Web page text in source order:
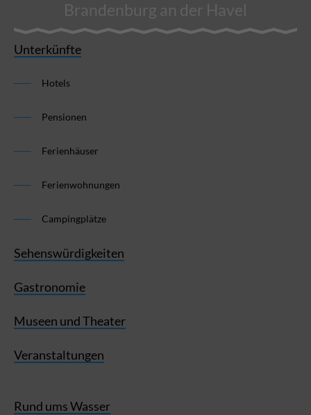
Brandenburg an der Havel
Unterkünfte
Hotels
Pensionen
Ferienhäuser
Ferienwohnungen
Campingplätze
Sehenswürdigkeiten
Gastronomie
Museen und Theater
Veranstaltungen
Rund ums Wasser